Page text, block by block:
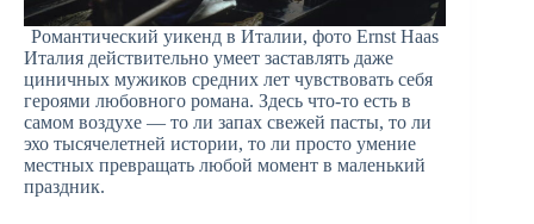
Романтический уикенд в Италии, фото Ernst Haas
Италия действительно умеет заставлять даже
циничных мужиков средних лет чувствовать себя
героями любовного романа. Здесь что-то есть в
самом воздухе — то ли запах свежей пасты, то ли
эхо тысячелетней истории, то ли просто умение
местных превращать любой момент в маленький
праздник.